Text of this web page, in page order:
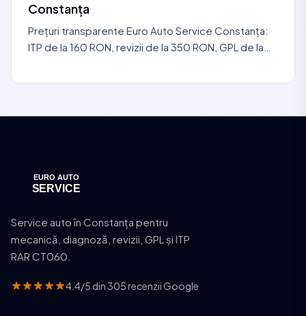
Constanța
Prețuri transparente Euro Auto Service Constanța:
ITP de la 160 RON, revizii de la 350 RON, GPL de la
Service auto în Constanța pentru
mecanică, diagnoză, revizii, GPL și ITP
RAR CT060.
4.4/5 din 305 recenzii Google